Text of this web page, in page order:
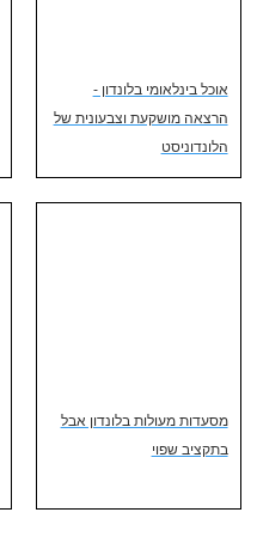
אוכל בינלאומי בלונדון -
הרצאה מושקעת וצבעונית של
הלונדוניסט
מסעדות מעולות בלונדון אבל
בתקציב שפוי